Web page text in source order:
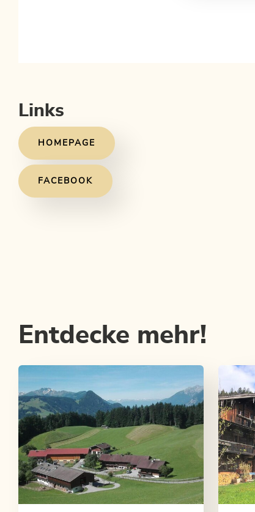
Links
HOMEPAGE
FACEBOOK
Entdecke mehr!